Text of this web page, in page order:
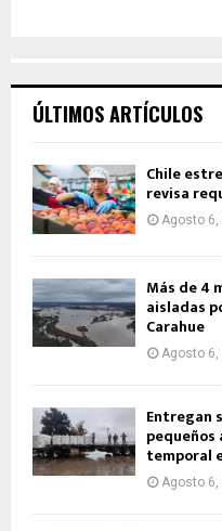
ÚLTIMOS ARTÍCULOS
Chile
revisa
Agosto 6,
Más de 4
aisladas
Carahue
Agosto 6,
Entregan
temporal
Agosto 6,